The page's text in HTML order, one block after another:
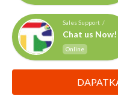
Sales Support /
Chat us Now!
Online